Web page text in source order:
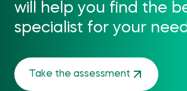
will help you find the
specialist for your
Take the assessment